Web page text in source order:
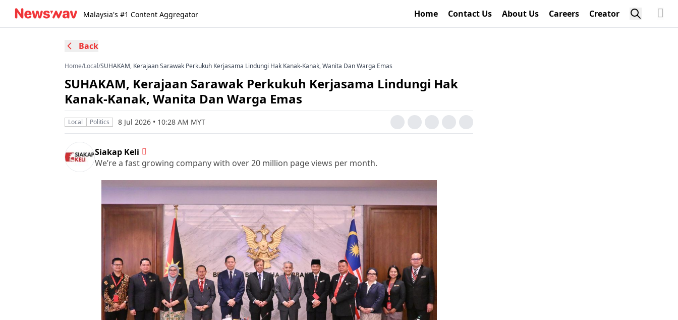
Malaysia's #1 Content Aggregator Home Contact Us About Us Careers Creator
Back
Home/Local/SUHAKAM, Kerajaan Sarawak Perkukuh Kerjasama Lindungi Hak Kanak-Kanak, Wanita Dan Warga Emas
SUHAKAM, Kerajaan Sarawak Perkukuh Kerjasama Lindungi Hak
Kanak-Kanak, Wanita Dan Warga Emas
Local Politics 8 Jul 2026 • 10:28 AM MYT
Siakap Keli
We’re a fast growing company with over 20 million page views per month.